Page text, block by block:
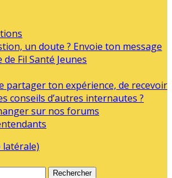
un doute ? Envoie ton message
de Fil Santé Jeunes
partager ton expérience, de recevoir
conseils d’autres internautes ?
sur nos forums
latérale)
Rechercher